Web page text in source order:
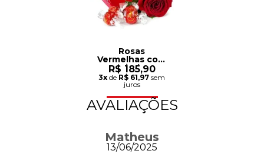
Rosas
Vermelhas com
Lindt
R$ 185,90
3xde R$ 61,97 sem
juros
AVALIAÇÕES
Matheus
13/06/2025